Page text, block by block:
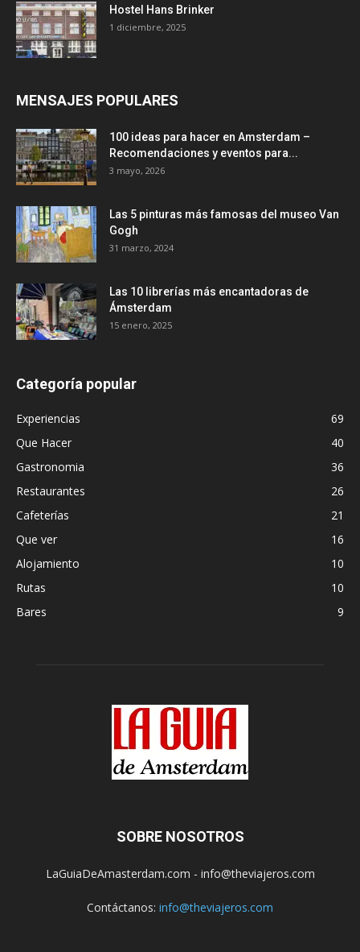
Hostel Hans Brinker
1 diciembre, 2025
MENSAJES POPULARES
100 ideas para hacer en Amsterdam –
Recomendaciones y eventos para...
3 mayo, 2026
Las 5 pinturas más famosas del museo Van
Gogh
31 marzo, 2024
Las 10 librerías más encantadoras de
Ámsterdam
15 enero, 2025
Categoría popular
Experiencias
69
Que Hacer
40
Gastronomia
36
Restaurantes
26
Cafeterías
21
Que ver
16
Alojamiento
10
Rutas
10
Bares
9
SOBRE NOSOTROS
LaGuiaDeAmasterdam.com - info@theviajeros.com
Contáctanos: info@theviajeros.com